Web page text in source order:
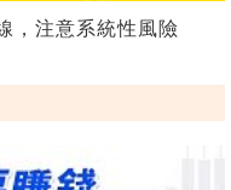
，注意系統性風險